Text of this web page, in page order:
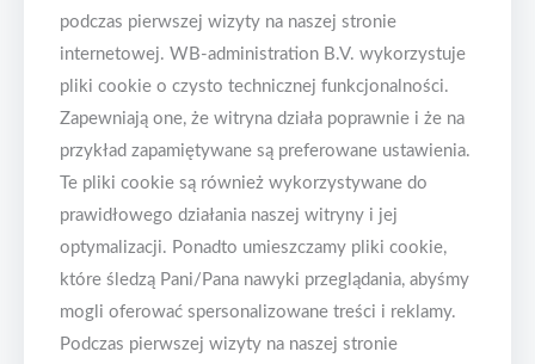
podczas pierwszej wizyty na naszej stronie
internetowej. WB-administration B.V. wykorzystuje
pliki cookie o czysto technicznej funkcjonalności.
Zapewniają one, że witryna działa poprawnie i że na
przykład zapamiętywane są preferowane ustawienia.
Te pliki cookie są również wykorzystywane do
prawidłowego działania naszej witryny i jej
optymalizacji. Ponadto umieszczamy pliki cookie,
które śledzą Pani/Pana nawyki przeglądania, abyśmy
mogli oferować spersonalizowane treści i reklamy.
Podczas pierwszej wizyty na naszej stronie